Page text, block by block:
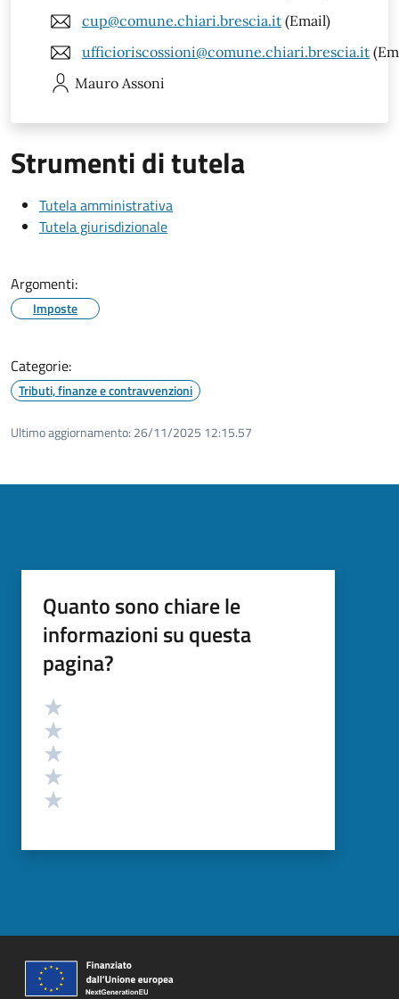
cup@comune.chiari.brescia.it (Email)
ufficioriscossioni@comune.chiari.brescia.it
Mauro Assoni
Strumenti di tutela
Tutela amministrativa
Tutela giurisdizionale
Argomenti:
Imposte
Categorie:
Tributi, finanze e contravvenzioni
Ultimo aggiornamento: 26/11/2025 12:15.57
Quanto sono chiare le
informazioni su questa
pagina?
Valutazione